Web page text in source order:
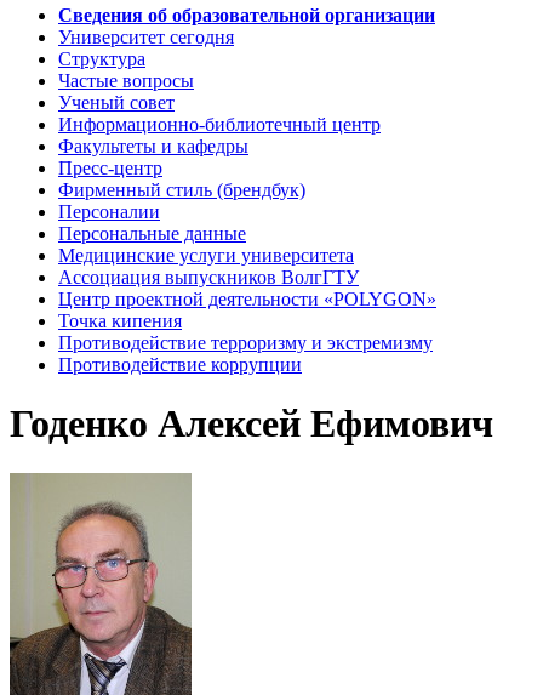
Сведения об образовательной организации
Университет сегодня
Структура
Частые вопросы
Ученый совет
Информационно-библиотечный центр
Факультеты и кафедры
Пресс-центр
Фирменный стиль (брендбук)
Персоналии
Персональные данные
Медицинские услуги университета
Ассоциация выпускников ВолгГТУ
Центр проектной деятельности «POLYGON»
Точка кипения
Противодействие терроризму и экстремизму
Противодействие коррупции
Годенко Алексей Ефимович